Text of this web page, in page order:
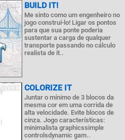
BUILD IT!
Me sinto como um engenheiro no
jogo construí-lo! Ligar os pontos
para que sua ponte poderia
sustentar a carga de qualquer
transporte passando no cálculo
realista de it..
COLORIZE IT
Juntar o mínimo de 3 blocos da
mesma cor em uma corrida de
alta velocidade. Evite blocos de
cinza. Jogo características:
minimalista graphicssimple
controlsdynamic gam..